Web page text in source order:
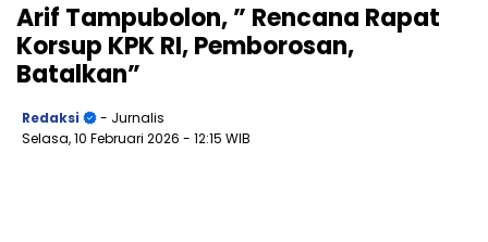
Arif Tampubolon, ” Rencana Rapat
Korsup KPK RI, Pemborosan,
Batalkan”
Redaksi
- Jurnalis
Selasa, 10 Februari 2026 - 12:15 WIB